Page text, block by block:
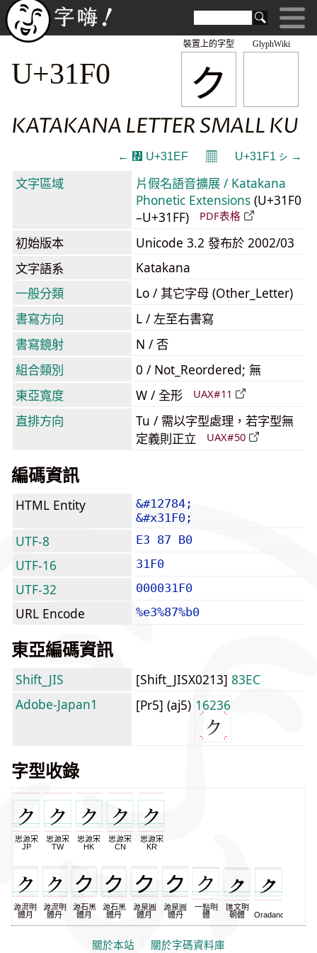
GlyphWiki
ㇰ
裝置上的字型
U+31F0
KATAKANA LETTER SMALL KU
← ㇯ U+31EF 𝄜 U+31F1 ㇱ →
文字區域
片假名語音擴展 / Katakana
Phonetic Extensions (U+31F0
–U+31FF)
PDF表格
初始版本
Unicode 3.2 發布於 2002/03
文字語系
Katakana
一般分類
Lo / 其它字母 (Other_Letter)
書寫方向
L / 左至右書寫
書寫鏡射
N / 否
組合類別
0 / Not_Reordered; 無
東亞寬度
W / 全形 UAX#11
直排方向
Tu / 需以字型處理，若字型無
定義則正立
UAX#50
編碼資訊
HTML Entity
&#12784;
&#x31F0;
UTF-8 E3 87 B0
UTF-16 31F0
UTF-32 000031F0
URL Encode %e3%87%b0
東亞編碼資訊
Shift_JIS [Shift_JISX0213] 83EC
Adobe-Japan1
[Pr5] (aj5) 16236
字型收錄
思源宋
JP
思源宋
TW
思源宋
HK
思源宋
CN
思源宋
KR
源流明
體月
源流明
體丹
源石黑
體月
源石黑
體丹
源泉圓
體月
源泉圓
體丹
一點明
體
匯文明
朝體
Oradano
關於本站 關於字碼資料庫